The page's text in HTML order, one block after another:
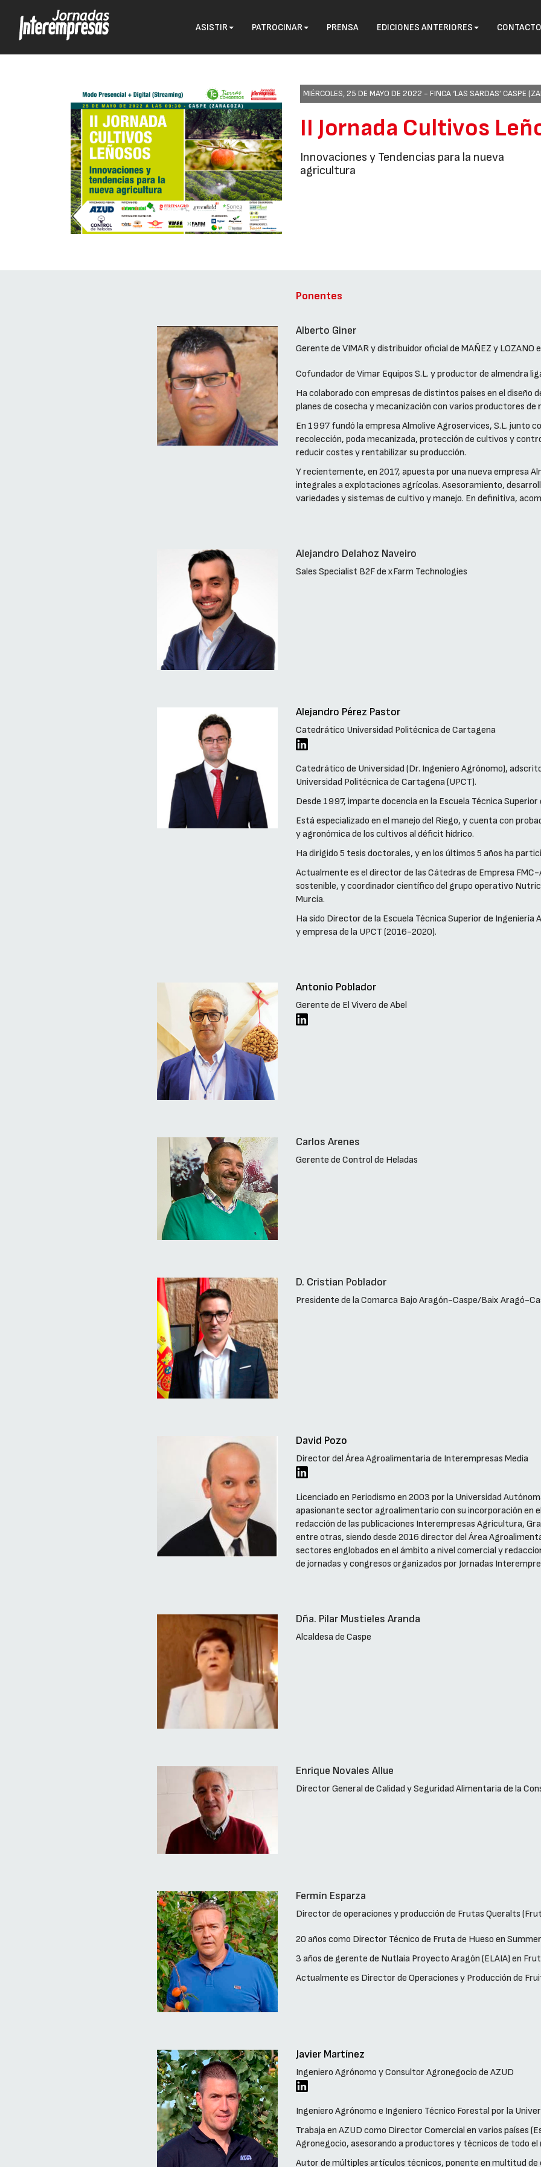
ASISTIR PATROCINAR PRENSA EDICIONES ANTERIORES
MIÉRCOLES, 25 DE MAYO DE 2022 - FINCA ‘LAS SARDAS’ CASPE
II Jornada Cultivos
Innovaciones y Tendencias para la nueva
agricultura
Ponentes
Alberto Giner
Gerente de VIMAR y distribuidor oficial de MAÑEZ y LOZANO
Cofundador de Vimar Equipos S.L. y productor de almendra
Ha colaborado con empresas de distintos países en el
planes de cosecha y mecanización con varios productores
En 1997 fundó la empresa Almolive Agroservices, S.L. junto
recolección, poda mecanizada, protección de cultivos y
reducir costes y rentabilizar su producción.
Y recientemente, en 2017, apuesta por una nueva empresa
integrales a explotaciones agrícolas. Asesoramiento,
variedades y sistemas de cultivo y manejo. En definitiva,
Alejandro Delahoz Naveiro
Sales Specialist B2F de xFarm Technologies
Alejandro Pérez Pastor
Catedrático Universidad Politécnica de Cartagena
Catedrático de Universidad (Dr. Ingeniero Agrónomo),
Universidad Politécnica de Cartagena (UPCT).
Desde 1997, imparte docencia en la Escuela Técnica
Está especializado en el manejo del Riego, y cuenta con
y agronómica de los cultivos al déficit hídrico.
Ha dirigido 5 tesis doctorales, y en los últimos 5 años ha
Actualmente es el director de las Cátedras de Empresa
sostenible, y coordinador científico del grupo operativo
Murcia.
Ha sido Director de la Escuela Técnica Superior de
y empresa de la UPCT (2016-2020).
Antonio Poblador
Gerente de El Vivero de Abel
Carlos Arenes
Gerente de Control de Heladas
D. Cristian Poblador
Presidente de la Comarca Bajo Aragón-Caspe/Baix Aragó-
David Pozo
Director del Área Agroalimentaria de Interempresas Media
Licenciado en Periodismo en 2003 por la Universidad
apasionante sector agroalimentario con su incorporación en
redacción de las publicaciones Interempresas Agricultura,
entre otras, siendo desde 2016 director del Área
sectores englobados en el ámbito a nivel comercial y
de jornadas y congresos organizados por Jornadas
Dña. Pilar Mustieles Aranda
Alcaldesa de Caspe
Enrique Novales Allue
Director General de Calidad y Seguridad Alimentaria de la
Fermín Esparza
Director de operaciones y producción de Frutas Queralts
20 años como Director Técnico de Fruta de Hueso en
3 años de gerente de Nutlaia Proyecto Aragón (ELAIA) en
Actualmente es Director de Operaciones y Producción de
Javier Martínez
Ingeniero Agrónomo y Consultor Agronegocio de AZUD
Ingeniero Agrónomo e Ingeniero Técnico Forestal por la
Trabaja en AZUD como Director Comercial en varios países
Agronegocio, asesorando a productores y técnicos de todo el
Autor de múltiples artículos técnicos, ponente en multitud